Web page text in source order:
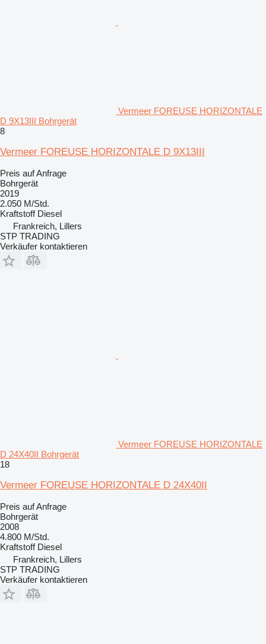
Vermeer FOREUSE HORIZONTALE
D 9X13III Bohrgerät
8
Vermeer FOREUSE HORIZONTALE D 9X13III
Preis auf Anfrage
Bohrgerät
2019
2.050 M/Std.
Kraftstoff Diesel
Frankreich, Lillers
STP TRADING
Verkäufer kontaktieren
Vermeer FOREUSE HORIZONTALE
D 24X40II Bohrgerät
18
Vermeer FOREUSE HORIZONTALE D 24X40II
Preis auf Anfrage
Bohrgerät
2008
4.800 M/Std.
Kraftstoff Diesel
Frankreich, Lillers
STP TRADING
Verkäufer kontaktieren